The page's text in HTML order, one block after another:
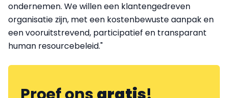
ondernemen. We willen een klantengedreven
organisatie zijn, met een kostenbewuste aanpak en
een vooruitstrevend, participatief en transparant
human resourcebeleid."